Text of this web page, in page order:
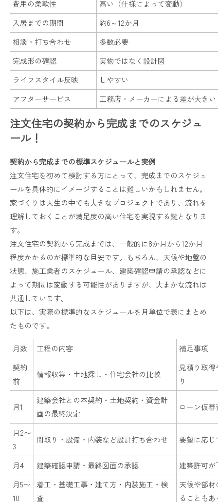
費用の柔軟性
高い（仕様によって変動）
入居までの期間
約6～12か月
相談・打ち合わせ
多数必要
完成形の確認
実物ではなく設計図
ライフスタイル反映
しやすい
アフターサービス
工務店・メーカーによる差が大きい
注文住宅の契約から完成までのスケジュ
ール！
契約から完成までの標準スケジュールと実例
注文住宅を初めて検討する方にとって、完成までのスケジュ
ールを具体的にイメージすることは難しいかもしれません。
家づくりは人生の中でも大きなプロジェクトであり、流れを
理解しておくことが満足度の高い住宅を実現する鍵となりま
す。
注文住宅の契約から完成までは、一般的に8か月から12か月
程度かかるのが標準的な目安です。もちろん、天候や地盤の
状態、施工業者のスケジュール、建築確認申請の承認などに
よって期間は変動する可能性がありますが、大まかな流れは
共通しています。
以下は、実際の標準的なスケジュールを月単位で表にまとめ
たものです。
月数 工程の内容
補足事項
契約
前
情報収集・土地探し・住宅会社の比較
見積り取
り
月1
建築会社との本契約・土地契約・資金計
画の最終決定
ローン仮
月2〜
3
間取り・設備・内装など設計打ち合わせ 要望に応
月4 建築確認申請・最終図面の承認
建築許可
月5〜
10
着工・基礎工事・建て方・内装施工・検
査
天候や部
ることもあ